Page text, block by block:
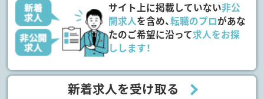
サイト上に掲載していない非公
開求人を含め、転職のプロがあな
たのご希望に沿って求人をお探
しします！
新着求人を受け取る